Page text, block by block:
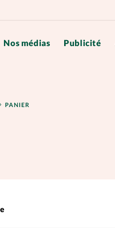
Nos médias Publicité
PANIER